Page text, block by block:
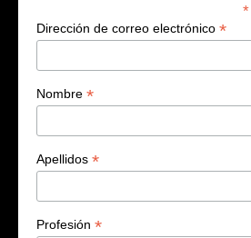
*
Dirección de correo electrónico *
Nombre *
Apellidos *
Profesión *